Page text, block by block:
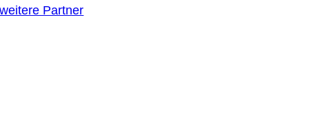
weitere Partner